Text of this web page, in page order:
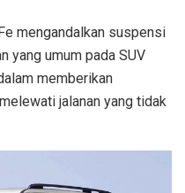
mengandalkan suspensi
yang umum pada SUV
memberikan
jalanan yang tidak